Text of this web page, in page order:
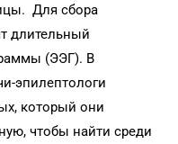
Для сбора
длительный
(ЭЭГ). В
эпилептологи
который они
чтобы найти среди